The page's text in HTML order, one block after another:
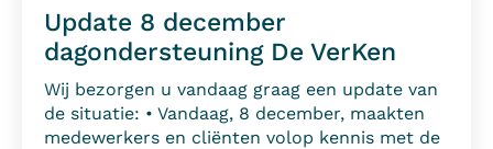
Update 8 december
dagondersteuning De VerKen
Wij bezorgen u vandaag graag een update van
de situatie: • Vandaag, 8 december, maakten
medewerkers en cliënten volop kennis met de